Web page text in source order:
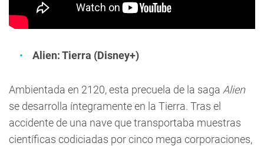
Alien: Tierra (Disney+)
Ambientada en 2120, esta precuela de la saga Alien
se desarrolla íntegramente en la Tierra. Tras el
accidente de una nave que transportaba muestras
científicas codiciadas por cinco mega corporaciones,